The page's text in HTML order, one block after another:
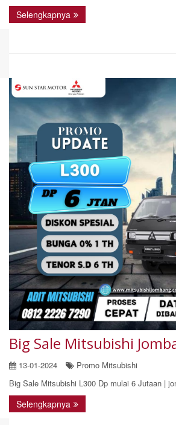
Selengkapnya
Big Sale Mitsubishi
13-01-2024
Promo Mitsubishi
Big Sale Mitsubishi L300 Dp mulai 6 Jutaan |
Selengkapnya